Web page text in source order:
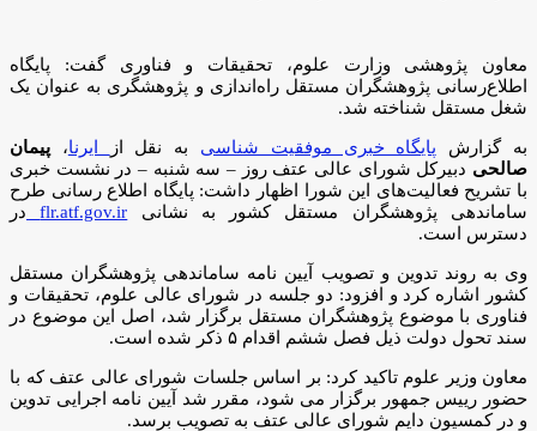
معاون پژوهشی وزارت علوم، تحقیقات و فناوری گفت: پایگاه
اطلاع‌رسانی پژوهشگران مستقل راه‌اندازی و پژوهشگری به عنوان یک
شغل مستقل شناخته شد.
به گزارش پایگاه خبری موفقیت شناسی به نقل از ایرنا، پیمان
صالحی دبیرکل شورای عالی عتف روز – سه شنبه – در نشست خبری
با تشریح فعالیت‌های این شورا اظهار داشت: پایگاه اطلاع رسانی طرح
ساماندهی پژوهشگران مستقل کشور به نشانی flr.atf.gov.ir
در
دسترس است.
وی به روند تدوین و تصویب آیین نامه ساماندهی پژوهشگران مستقل
کشور اشاره کرد و افزود: دو جلسه در شورای عالی علوم، تحقیقات و
فناوری با موضوع پژوهشگران مستقل برگزار شد، اصل این موضوع در
سند تحول دولت ذیل فصل ششم اقدام ۵ ذکر شده است.
معاون وزیر علوم تاکید کرد: بر اساس جلسات شورای عالی عتف که با
حضور رییس جمهور برگزار می شود، مقرر شد آیین نامه اجرایی تدوین
و در کمسیون دایم شورای عالی عتف به تصویب برسد.